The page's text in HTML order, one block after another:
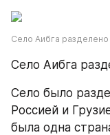
Село Аибга разделено
Село Аибга
Село было
Россией и
была одна